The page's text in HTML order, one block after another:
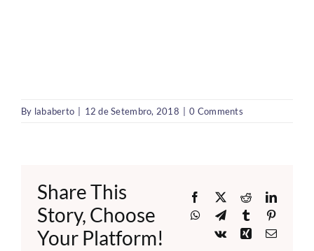
By lababerto 12 de Setembro, 2018 0 Comments
Share This
Story, Choose
Your Platform!
Facebook
X Reddit
WhatsApp
TelegramTumblr
Vk
XingEmail